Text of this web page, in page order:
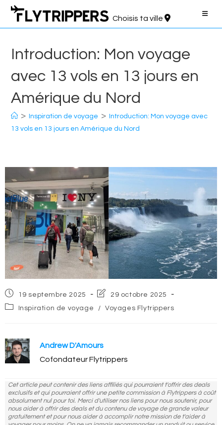
Aller
contenu
Choisis ta ville
Introduction: Mon voyage
avec 13 vols en 13 jours en
Amérique du Nord
> Inspiration de voyage >
Introduction: Mon voyage avec
13 vols en 13 jours en Amérique du Nord
Post
published:
19 septembre 2025
Post
modified:
29 octobre 2025
PostInspiration de voyage / Voyages Flytrippers
Andrew D'Amours
Cofondateur Flytrippers
Cet article peut contenir des liens affiliés qui pourraient t'offrir des deals
exclusifs et qui pourraient offrir une petite commission à Flytrippers à coût
absolument nul pour toi. Merci d'utiliser nos liens pour nous soutenir, pour
nous aider à offrir des deals et du contenu de voyage de grande valeur
gratuitement et pour nous aider à accomplir notre mission de t'aider à